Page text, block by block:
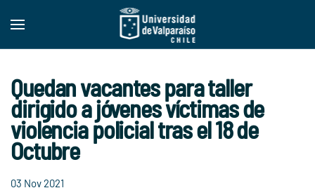
Skip to main content
Quedan vacantes para taller
dirigido a jóvenes víctimas de
violencia policial tras el 18 de
Octubre
03 Nov 2021